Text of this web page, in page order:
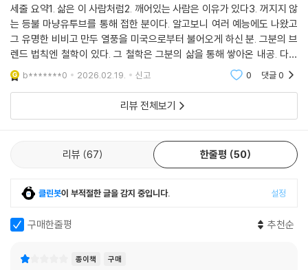
하는 등 체험 공간을 만들어 ‘올리브영’을 차별화된 브랜드로 만들었다. 이
러한 노희영의 발상과 시도를 따라가다 보면 브랜드의 문제점을 파악하는
안목과 그것을 극복할 콘셉팅 방법을 자연스럽게 익힐 수 있다.
무언가를 기획하고, 만들고, 홍보하고, 파는 모든 행위가 브랜딩이다. 심지
어 나를 표현하는 것 역시 퍼스널 브랜딩의 영역이니 결국 우리는 평생 ‘브
랜딩의 우주’ 속에서 사는 것이다. 저자는 “브랜딩의 우주 속에서 미아가
될지, 주인이 될지는 자신의 선택에 달려 있다”고 한다. 대한민국에서 가장
많은 브랜드를 성공시킨 노희영이 새로운 아이디어를 구상하고, 트렌드를
세상에 선보이며, 위기를 극복하는 과정을 통해 우리는 브랜딩으로 가득한
세줄 요약1. 삶은 이 사람처럼2. 깨어있는 사람은 이유가 있다3. 꺼지지 않
는 등불 마냥유투브를 통해 접한 분이다. 알고보니 여러 예능에도 나왔고
그 유명한 비비고 만두 열풍을 미국으로부터 불어오게 하신 분. 그분의 브
렌드 법칙엔 철학이 있다. 그 철학은 그분의 삶을 통해 쌓아온 내공. 다른
독자들도 공유하길 바란다
b*******0 2026.02.19. 신고 0 댓글0
리뷰 전체보기
리뷰 67 한줄평 50
클린봇이 부적절한 글을 감지 중입니다. 설정
구매한줄평 추천순
종이책 구매